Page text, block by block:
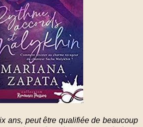
ans, peut être qualifiée de beaucoup